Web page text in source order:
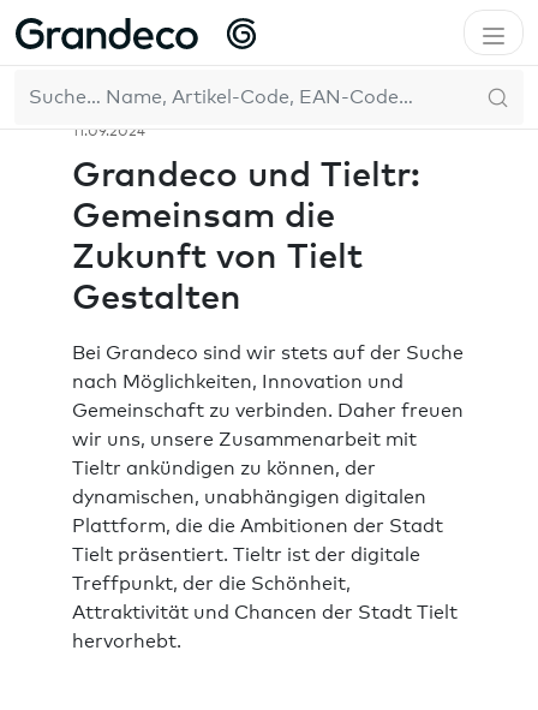
Home Das Unternehmen
Gestalten
11.09.2024
Grandeco und Tieltr:
Gemeinsam die
Zukunft von Tielt
Gestalten
Bei Grandeco sind wir stets auf der Suche
nach Möglichkeiten, Innovation und
Gemeinschaft zu verbinden. Daher freuen
wir uns, unsere Zusammenarbeit mit
Tieltr ankündigen zu können, der
dynamischen, unabhängigen digitalen
Plattform, die die Ambitionen der Stadt
Tielt präsentiert. Tieltr ist der digitale
Treffpunkt, der die Schönheit,
Attraktivität und Chancen der Stadt Tielt
hervorhebt.